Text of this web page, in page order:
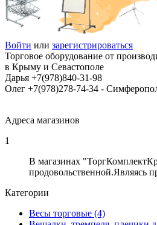
Войти или зарегистрироваться
Торговое оборудование от
в Крыму и Севастополе
Дарья +7(978)840-31-98
Олег +7(978)278-74-34 -
Адреса магазинов
1
В магазинах
продовольственной.Являясь
Категории
Весы торговые (4)